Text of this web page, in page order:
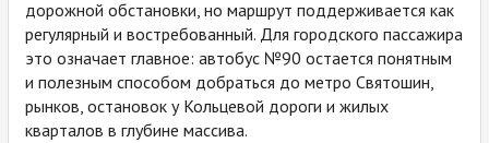
дорожной обстановки, но маршрут поддерживается как
регулярный и востребованный. Для городского пассажира
это означает главное: автобус №90 остается понятным
и полезным способом добраться до метро Святошин,
рынков, остановок у Кольцевой дороги и жилых
кварталов в глубине массива.